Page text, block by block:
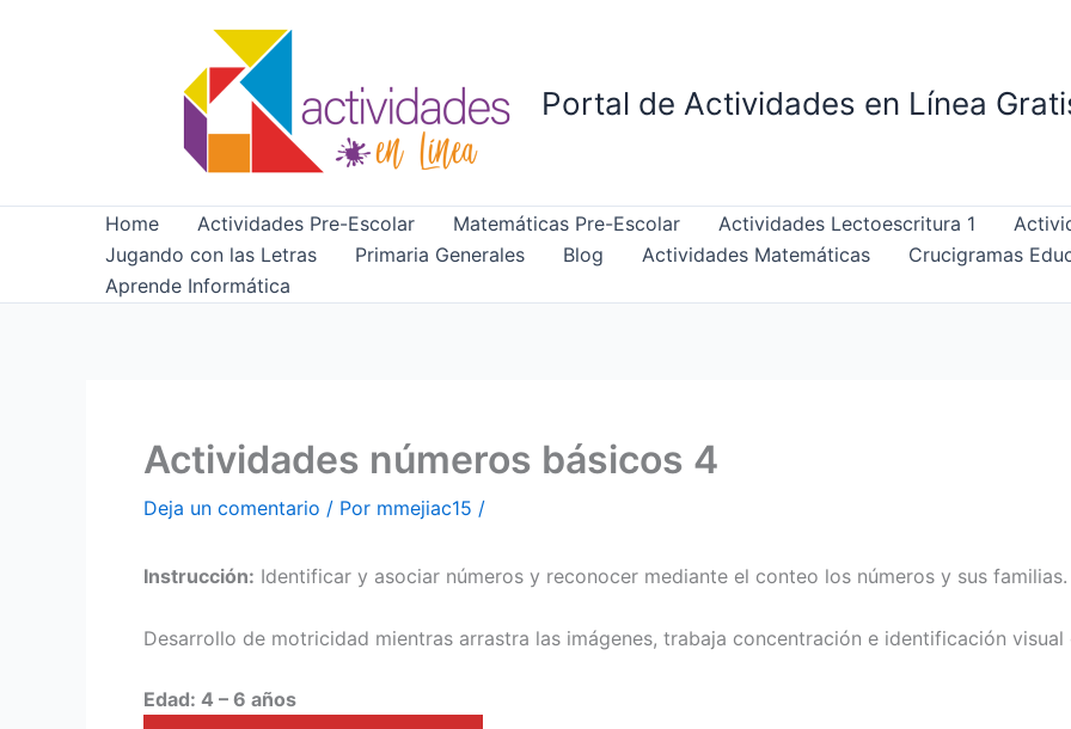
Portal de Actividades en Línea
Home Actividades Pre-Escolar Matemáticas Pre-Escolar Actividades Lectoescritura 1
Jugando con las Letras
Primaria Generales Blog Actividades Matemáticas
Crucigramas
Aprende Informática
Actividades números básicos 4
Deja un comentario / Por mmejiac15 /
Instrucción: Identificar y asociar números y reconocer mediante el conteo los números y sus familias.
Desarrollo de motricidad mientras arrastra las imágenes, trabaja concentración e identificación
Edad: 4 – 6 años